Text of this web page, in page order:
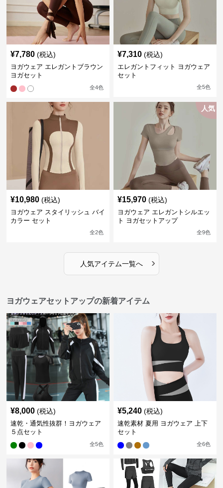
¥7,780 (税込)
ヨガウェア エレガントブラウン
ヨガセット
全4色
¥7,310 (税込)
エレガントフィット ヨガウェア
セット
全5色
¥10,980 (税込)
ヨガウェア スタイリッシュ バイ
カラー セット
全2色
人気
¥15,970 (税込)
ヨガウェア エレガントシルエッ
ト ヨガセットアップ
全9色
人気アイテム一覧へ ›
ヨガウェアセットアップの新着アイテム
¥8,000 (税込)
速乾・通気性抜群！ヨガウェア
５点セット
全5色
¥5,240 (税込)
速乾素材 夏用 ヨガウェア 上下
セット
全6色